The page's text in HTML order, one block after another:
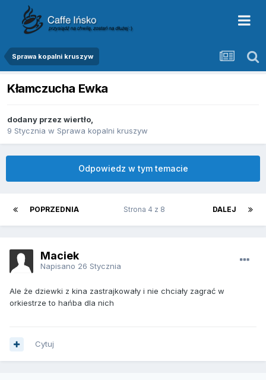
Sprawa kopalni kruszyw
Kłamczucha Ewka
dodany przez wiertło,
9 Stycznia w Sprawa kopalni kruszyw
Odpowiedz w tym temacie
POPRZEDNIA DALEJ
Strona 4 z 8
Maciek
Napisano 26 Stycznia
Ale że dziewki z kina zastrajkowały i nie chciały zagrać w
orkiestrze to hańba dla nich
Cytuj